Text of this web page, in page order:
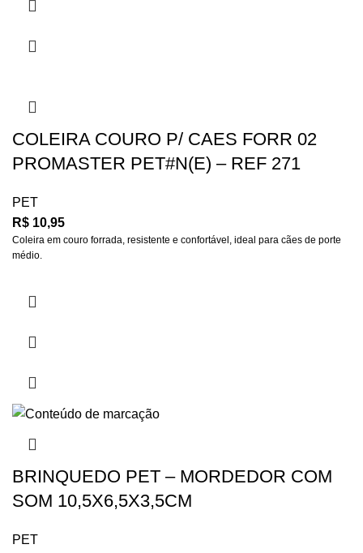
COLEIRA COURO P/ CAES FORR 02
PROMASTER PET#N(E) – REF 271
PET
R$ 10,95
Coleira em couro forrada, resistente e confortável, ideal para cães de porte
médio.
BRINQUEDO PET – MORDEDOR COM
SOM 10,5X6,5X3,5CM
PET